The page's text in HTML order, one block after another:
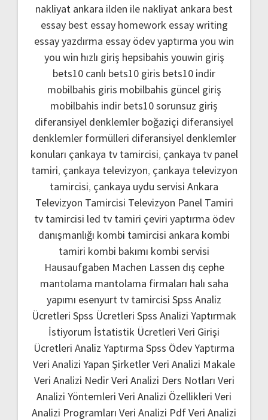
nakliyat ankara ilden ile nakliyat ankara best
essay best essay homework essay writing
essay yazdırma essay ödev yaptırma you win
you win hızlı giriş hepsibahis youwin giriş
bets10 canlı bets10 giris bets10 indir
mobilbahis giris mobilbahis güncel giriş
mobilbahis indir bets10 sorunsuz giriş
diferansiyel denklemler boğaziçi diferansiyel
denklemler formülleri diferansiyel denklemler
konuları çankaya tv tamircisi, çankaya tv panel
tamiri, çankaya televizyon, çankaya televizyon
tamircisi, çankaya uydu servisi Ankara
Televizyon Tamircisi Televizyon Panel Tamiri
tv tamircisi led tv tamiri çeviri yaptırma ödev
danışmanlığı kombi tamircisi ankara kombi
tamiri kombi bakımı kombi servisi
Hausaufgaben Machen Lassen dış cephe
mantolama mantolama firmaları halı saha
yapımı esenyurt tv tamircisi Spss Analiz
Ücretleri Spss Ücretleri Spss Analizi Yaptırmak
İstiyorum İstatistik Ücretleri Veri Girişi
Ücretleri Analiz Yaptırma Spss Ödev Yaptırma
Veri Analizi Yapan ŞirketlerVeri Analizi Makale
Veri Analizi NedirVeri Analizi Ders Notları Veri
Analizi Yöntemleri Veri Analizi Özellikleri Veri
Analizi Programları Veri Analizi PdfVeri Analizi